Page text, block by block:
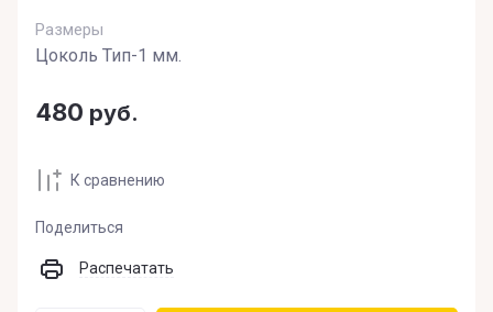
Размеры
Цоколь Тип-1 мм.
480 руб.
К сравнению
Поделиться
Распечатать